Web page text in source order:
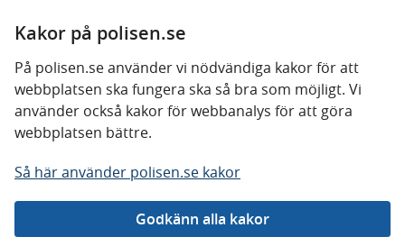
Kakor på polisen.se
På polisen.se använder vi nödvändiga kakor för att
webbplatsen ska fungera ska så bra som möjligt. Vi
använder också kakor för webbanalys för att göra
webbplatsen bättre.
Så här använder polisen.se kakor